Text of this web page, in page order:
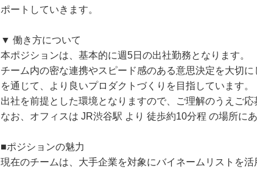
ポートしていきます。
▼ 働き方について
本ポジションは、基本的に週5日の出社勤務となります。
チーム内の密な連携やスピード感のある意思決定を大切
を通じて、より良いプロダクトづくりを目指しています。
出社を前提とした環境となりますので、ご理解のうえご応
なお、オフィスは JR渋谷駅 より 徒歩約10分程 の場所にあ
■ポジションの魅力
現在のチームは、大手企業を対象にバイネームリストを